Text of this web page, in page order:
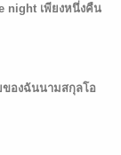
night เพียงหนึ่งคืน
ของฉันนามสกุลโอ